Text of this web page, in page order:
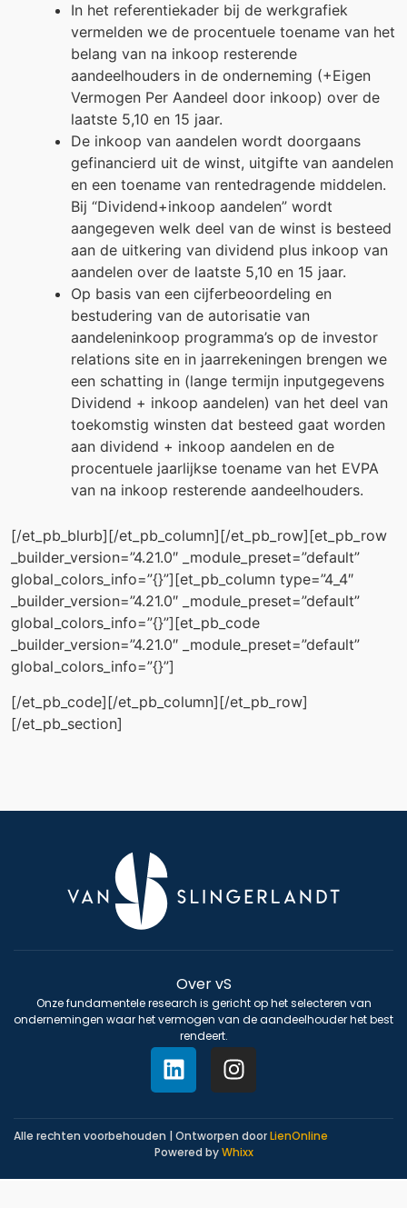
In het referentiekader bij de werkgrafiek
vermelden we de procentuele toename van het
belang van na inkoop resterende
aandeelhouders in de onderneming (+Eigen
Vermogen Per Aandeel door inkoop) over de
laatste 5,10 en 15 jaar.
De inkoop van aandelen wordt doorgaans
gefinancierd uit de winst, uitgifte van aandelen
en een toename van rentedragende middelen.
Bij “Dividend+inkoop aandelen” wordt
aangegeven welk deel van de winst is besteed
aan de uitkering van dividend plus inkoop van
aandelen over de laatste 5,10 en 15 jaar.
Op basis van een cijferbeoordeling en
bestudering van de autorisatie van
aandeleninkoop programma’s op de investor
relations site en in jaarrekeningen brengen we
een schatting in (lange termijn inputgegevens
Dividend + inkoop aandelen) van het deel van
toekomstig winsten dat besteed gaat worden
aan dividend + inkoop aandelen en de
procentuele jaarlijkse toename van het EVPA
van na inkoop resterende aandeelhouders.
[/et_pb_blurb][/et_pb_column][/et_pb_row][et_pb_row
_builder_version=”4.21.0″ _module_preset=”default”
global_colors_info=”{}”][et_pb_column type=”4_4″
_builder_version=”4.21.0″ _module_preset=”default”
global_colors_info=”{}”][et_pb_code
_builder_version=”4.21.0″ _module_preset=”default”
global_colors_info=”{}”]
[/et_pb_code][/et_pb_column][/et_pb_row]
[/et_pb_section]
Over vS
Onze fundamentele research is gericht op het selecteren van
ondernemingen waar het vermogen van de aandeelhouder het best
rendeert.
Alle rechten voorbehouden | Ontworpen doorLienOnline
Powered byWhixx